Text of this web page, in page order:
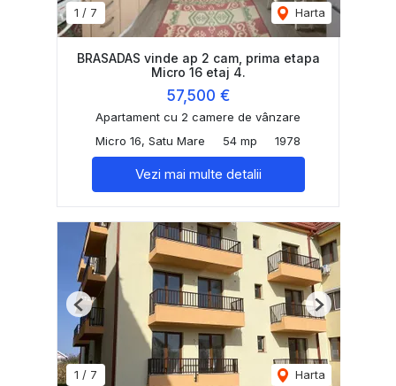
1 / 7 Harta
BRASADAS vinde ap 2 cam, prima etapa
Micro 16 etaj 4.
57,500 €
Apartament cu 2 camere de vânzare
Micro 16, Satu Mare
54 mp 1978
Vezi mai multe detalii
1 / 7 Harta
Previous Next